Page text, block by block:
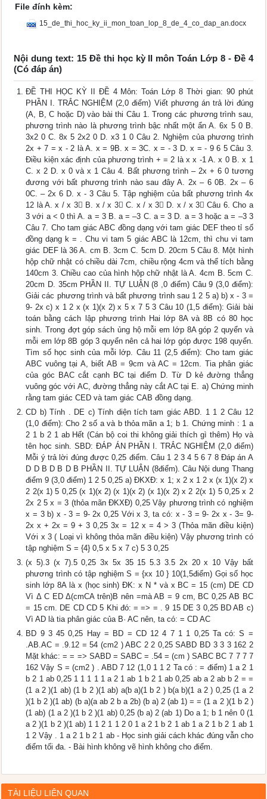
File đính kèm:
15_de_thi_hoc_ky_ii_mon_toan_lop_8_de_4_co_dap_an.docx
Nội dung text: 15 Đề thi học kỳ II môn Toán Lớp 8 - Đề 4
(Có đáp án)
ĐỀ THI HỌC KỲ II ĐỀ 4 Môn: Toán Lớp 8 Thời gian: 90 phút
PHẦN I. TRẮC NGHIỆM (2,0 điểm) Viết phương án trả lời đúng
(A, B, C hoặc D) vào bài thi Câu 1. Trong các phương trình sau,
phương trình nào là phương trình bậc nhất một ẩn A. 6x 5 0 B.
3x2 0 C. 8x 5 2x2 0 D. x3 1 0 Câu 2. Nghiệm của phương trình
2x + 7 = x - 2 là A. x = 9B. x = 3C. x = - 3 D. x = - 9 6 5 Câu 3.
Điều kiện xác định của phương trình + = 2 là x x -1 A. x 0 B. x 1
C. x 2 D. x 0 và x 1 Câu 4. Bất phương trình – 2x + 6 0 tương
đương với bất phương trình nào sau đây A. 2x – 6 0B. 2x – 6
0C. – 2x 6 D. x - 3 Câu 5. Tập nghiệm của bất phương trình 4x
12 là A. x / x 3 B. x / x 3 C. x / x 3 D. x / x 3 Câu 6. Cho a
3 với a < 0 thì A. a = 3 B. a = –3 C. a = 3 D. a = 3 hoặc a = –3 3
Câu 7. Cho tam giác ABC đồng dạng với tam giác DEF theo tỉ số
đồng dạng k = . Chu vi tam 5 giác ABC là 12cm, thì chu vi tam
giác DEF là 36 A. cm B. 3cm C. 5cm D. 20cm 5 Câu 8. Một hình
hộp chữ nhật có chiều dài 7cm, chiều rộng 4cm và thể tích bằng
140cm 3. Chiều cao của hình hộp chữ nhật là A. 4cm B. 5cm C.
20cm D. 35cm PHẦN II. TỰ LUẬN (8 ,0 điểm) Câu 9 (3,0 điểm):
Giải các phương trình và bất phương trình sau 1 2 5 a) b) x - 3 =
9- 2x c) x 1 2 x (x 1)(x 2) x 5 x 7 5 3 Câu 10 (1,5 điểm): Giải bài
toán bằng cách lập phương trình Hai lớp 8A và 8B có 80 học
sinh. Trong đợt góp sách ủng hộ mỗi em lớp 8A góp 2 quyển và
mỗi em lớp 8B góp 3 quyển nên cả hai lớp góp được 198 quyển.
Tìm số học sinh của mỗi lớp. Câu 11 (2,5 điểm): Cho tam giác
ABC vuông tại A, biết AB = 9cm và AC = 12cm. Tia phân giác
của góc BAC cắt cạnh BC tại điểm D. Từ D kẻ đường thẳng
vuông góc với AC, đường thẳng này cắt AC tại E. a) Chứng minh
rằng tam giác CED và tam giác CAB đồng dạng.
CD b) Tính . DE c) Tính diện tích tam giác ABD. 1 1 2 Câu 12
(1,0 điểm): Cho 2 số a và b thỏa mãn a 1; b 1. Chứng minh : 1 a
2 1 b 2 1 ab Hết (Cán bộ coi thi không giải thích gì thêm) Họ và
tên học sinh. SBD: ĐÁP ÁN PHẦN I. TRẮC NGHIỆM (2,0 điểm)
Mỗi ý trả lời đúng được 0,25 điểm. Câu 1 2 3 4 5 6 7 8 Đáp án A
D D B D B D B PHẦN II. TỰ LUẬN (8điểm). Câu Nội dung Thang
điểm 9 (3,0 điểm) 1 2 5 0,25 a) ĐKXĐ: x 1; x 2 x 1 2 x (x 1)(x 2) x
2 2(x 1) 5 0,25 (x 1)(x 2) (x 1)(x 2) (x 1)(x 2) x 2 2(x 1) 5 0,25 x 2
2x 2 5 x = 3 (thỏa mãn ĐKXĐ) 0,25 Vậy phương trình có nghiệm
x = 3 b) x - 3 = 9- 2x 0,25 Với x 3, ta có: x - 3 = 9- 2x x - 3= 9-
2x x + 2x = 9 + 3 0,25 3x = 12 x = 4 > 3 (Thỏa mãn điều kiện)
Với x 3 ( Loại vì không thỏa mãn điều kiện) Vậy phương trình có
tập nghiệm S = {4} 0,5 x 5 x 7 c) 5 3 0,25
(x 5).3 (x 7).5 0,25 3x 5x 35 15 5.3 3.5 2x 20 x 10 Vậy bất
phương trình có tập nghiệm S = {xx 10 } 10(1,5điểm) Gọi số học
sinh lớp 8A là x (học sinh) ĐK: x N * và x BC = 15 (cm) DE CD
Vì Δ C ED Δ(cmCA trên)B nên =mà AB = 9 cm, BC 0,25 AB BC
= 15 cm. DE CD CD 5 Khi đó: = => = . 9 15 DE 3 0,25 BD AB c)
Vì AD là tia phân giác của B· AC nên, ta có: = CD AC
BD 9 3 45 0,25 Hay = BD = CD 12 4 7 1 1 0,25 Ta có: S =
.AB.AC = .9.12 = 54 (cm2 ) ABC 2 2 0,25 SABD BD 3 3 3 162 2
Mặt khác: = = => SABD = SABC = .54 = (cm ) SABC BC 7 7 7 7
162 Vậy S = (cm2 ) . ABD 7 12 (1,0 1 1 2 Ta có : = điểm) 1 a 2 1
b 2 1 ab 0,25 1 1 1 1 1 a 2 1 ab 1 b 2 1 ab 0,25 ab a 2 ab b 2 = =
(1 a 2 )(1 ab) (1 b 2 )(1 ab) a(b a)(1 b 2 ) b(a b)(1 a 2 ) 0,25 (1 a 2
)(1 b 2 )(1 ab) (b a)(a ab 2 b a 2b) (b a) 2 (ab 1) = = (1 a 2 )(1 b 2 )
(1 ab) (1 a 2 )(1 b 2 )(1 ab) 0,25 (b a) 2 (ab 1) Do a 1; b 1 nên 0 (1
a 2 )(1 b 2 )(1 ab) 1 1 2 1 1 2 0 1 a 2 1 b 2 1 ab 1 a 2 1 b 2 1 ab 1
1 2 Vậy . 1 a 2 1 b 2 1 ab - Học sinh giải cách khác đúng vẫn cho
điểm tối đa. - Bài hình không vẽ hình không cho điểm.
TÀI LIỆU LIÊN QUAN